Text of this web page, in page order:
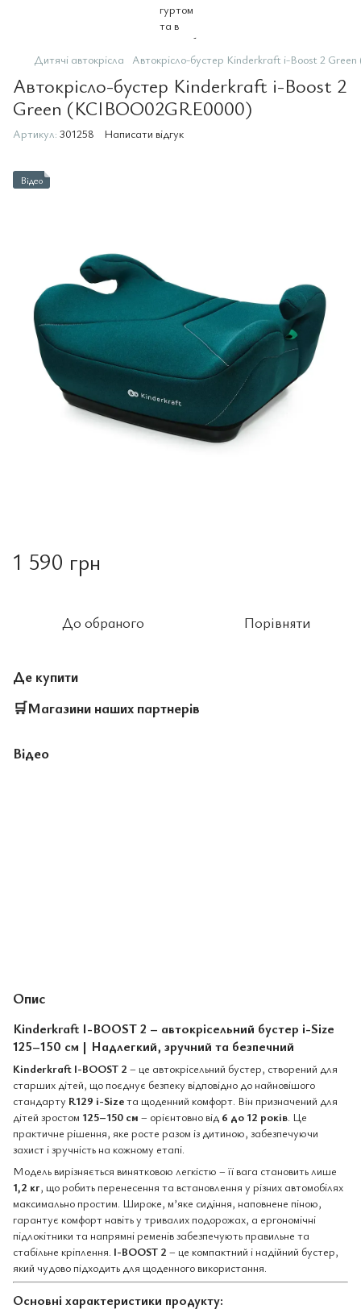
Дитячі автокрісла Автокрісло-бустер Kinderkraft i-Boost 2
Автокрісло-бустер Kinderkraft i-Boost 2
Green (KCIBOO02GRE0000)
Артикул: 301258 Написати відгук
Відео
1 590 грн
До обраного Порівняти
Де купити
🛒Магазини наших партнерів
Відео
Опис
Kinderkraft I-BOOST 2 – автокрісельний бустер i-Size
125–150 см | Надлегкий, зручний та безпечний
Kinderkraft I-BOOST 2 – це автокрісельний бустер, створений для
старших дітей, що поєднує безпеку відповідно до найновішого
стандарту R129 i-Sizeта щоденний комфорт. Він призначений для
дітей зростом 125–150 см – орієнтовно від 6 до 12 років. Це
практичне рішення, яке росте разом із дитиною, забезпечуючи
захист і зручність на кожному етапі.
Модель вирізняється винятковою легкістю – її вага становить лише
1,2 кг, що робить перенесення та встановлення у різних автомобілях
максимально простим. Широке, м’яке сидіння, наповнене піною,
гарантує комфорт навіть у тривалих подорожах, а ергономічні
підлокітники та напрямні ременів забезпечують правильне та
стабільне кріплення. I-BOOST 2 – це компактний і надійний бустер,
який чудово підходить для щоденного використання.
Основні характеристики продукту: